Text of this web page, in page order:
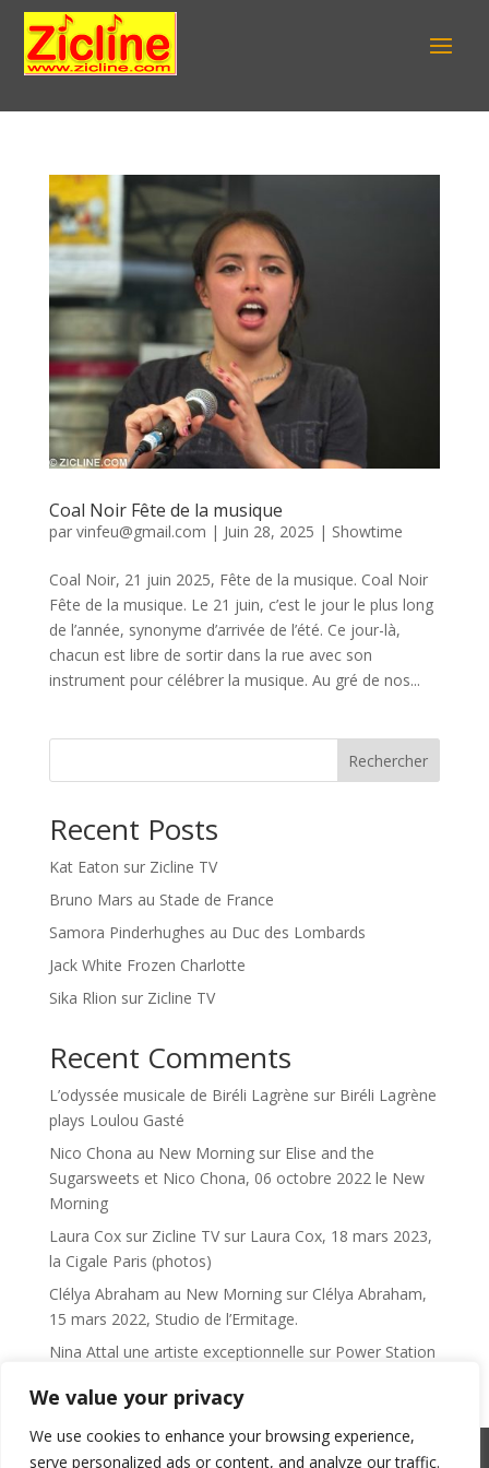
We value your privacy
We use cookies to enhance your browsing experience,
serve personalized ads or content, and analyze our traffic.
Coal Noir Fête de la musique
par vinfeu@gmail.com | Juin 28, 2025 | Showtime
Coal Noir, 21 juin 2025, Fête de la musique. Coal Noir
Fête de la musique. Le 21 juin, c’est le jour le plus long
de l’année, synonyme d’arrivée de l’été. Ce jour-là,
chacun est libre de sortir dans la rue avec son
instrument pour célébrer la musique. Au gré de nos...
Rechercher
Recent Posts
Kat Eaton sur Zicline TV
Bruno Mars au Stade de France
Samora Pinderhughes au Duc des Lombards
Jack White Frozen Charlotte
Sika Rlion sur Zicline TV
Recent Comments
L’odyssée musicale de Biréli Lagrène sur Biréli Lagrène
plays Loulou Gasté
Nico Chona au New Morningsur Elise and the
Sugarsweets et Nico Chona, 06 octobre 2022 le New
Morning
Laura Cox sur Zicline TVsur Laura Cox, 18 mars 2023,
la Cigale Paris (photos)
Clélya Abraham au New Morningsur Clélya Abraham,
15 mars 2022, Studio de l’Ermitage.
Nina Attal une artiste exceptionnelle sur Power Station